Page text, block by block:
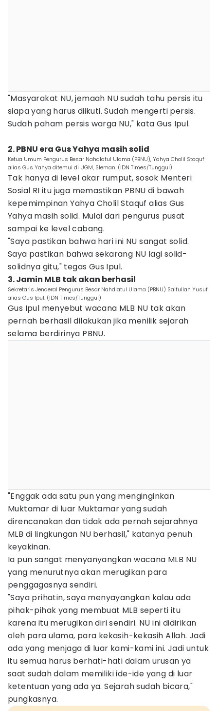
"Masyarakat NU, jemaah NU sudah tahu persis itu
siapa yang harus diikuti. Sudah mengerti persis.
Sudah paham persis warga NU," kata Gus Ipul.
2. PBNU era Gus Yahya masih solid
Ketua Umum Pengurus Besar Nahdlatul Ulama (PBNU), Yahya Cholil Staquf
alias Gus Yahya ditemui di UGM, Sleman. (IDN Times/Tunggul)
Tak hanya di level akar rumput, sosok Menteri
Sosial RI itu juga memastikan PBNU di bawah
kepemimpinan Yahya Cholil Staquf alias Gus
Yahya masih solid. Mulai dari pengurus pusat
sampai ke level cabang.
"Saya pastikan bahwa hari ini NU sangat solid.
Saya pastikan bahwa sekarang NU lagi solid-
solidnya gitu," tegas Gus Ipul.
3. Jamin MLB tak akan berhasil
Sekretaris Jenderal Pengurus Besar Nahdlatul Ulama (PBNU) Saifullah Yusuf
alias Gus Ipul. (IDN Times/Tunggul)
Gus Ipul menyebut wacana MLB NU tak akan
pernah berhasil dilakukan jika menilik sejarah
selama berdirinya PBNU.
"Enggak ada satu pun yang menginginkan
Muktamar di luar Muktamar yang sudah
direncanakan dan tidak ada pernah sejarahnya
MLB di lingkungan NU berhasil," katanya penuh
keyakinan.
Ia pun sangat menyanyangkan wacana MLB NU
yang menurutnya akan merugikan para
penggagasnya sendiri.
"Saya prihatin, saya menyayangkan kalau ada
pihak-pihak yang membuat MLB seperti itu
karena itu merugikan diri sendiri. NU ini didirikan
oleh para ulama, para kekasih-kekasih Allah. Jadi
ada yang menjaga di luar kami-kami ini. Jadi untuk
itu semua harus berhati-hati dalam urusan ya
saat sudah dalam memiliki ide-ide yang di luar
ketentuan yang ada ya. Sejarah sudah bicara,"
pungkasnya.